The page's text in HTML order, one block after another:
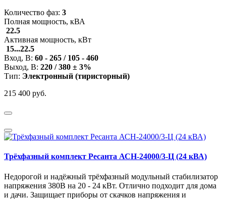
Количество фаз: 3
Полная мощность, кВА
22.5
Активная мощность, кВт
15...22.5
Вход, В: 60 - 265 / 105 - 460
Выход, В: 220 / 380 ± 3%
Тип: Электронный (тиристорный)
215 400 руб.
Трёхфазный комплект Ресанта АСН-24000/3-Ц (24 кВА)
Недорогой и надёжный трёхфазный модульный стабилизатор
напряжения 380В на 20 - 24 кВт. Отлично подходит для дома
и дачи. Защищает приборы от скачков напряжения и